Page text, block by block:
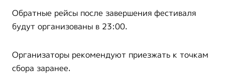
Обратные рейсы после завершения фестиваля
будут организованы в 23:00.
Организаторы рекомендуют приезжать к точкам
сбора заранее.